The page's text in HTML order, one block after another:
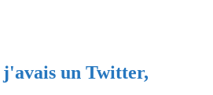
un Twitter,